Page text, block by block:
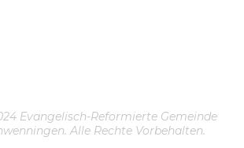
Evangelisch-Reformierte Gemeinde
Alle Rechte Vorbehalten.